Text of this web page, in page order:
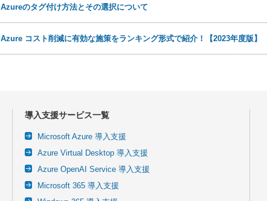
Azureのタグ付け方法とその選択について
Azure コスト削減に有効な施策をランキング形式で紹介！【2023年度版】
導入支援サービス一覧
Microsoft Azure 導入支援
Azure Virtual Desktop 導入支援
Azure OpenAI Service 導入支援
Microsoft 365 導入支援